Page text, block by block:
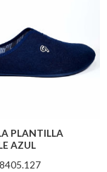
PLANTILLA
AZUL